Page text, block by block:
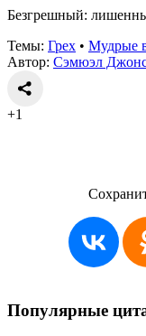
Безгрешный:
Темы: Грех • Мудрые
Автор: Сэмюэл
+1
Популярные